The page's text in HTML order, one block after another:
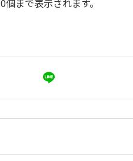
まで表示されます。